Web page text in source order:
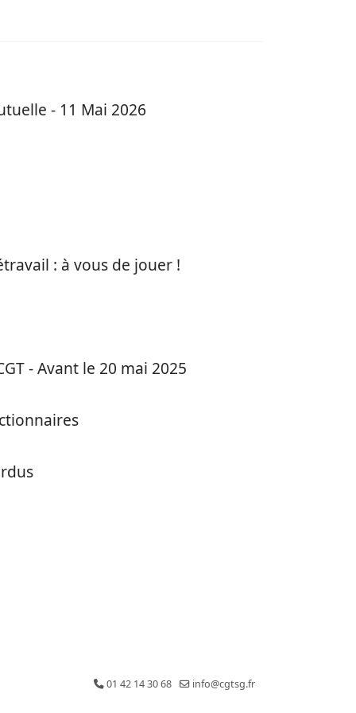
- 11 Mai 2026
: à vous de jouer !
- Avant le 20 mai 2025
01 42 14 30 68 info@cgtsg.fr